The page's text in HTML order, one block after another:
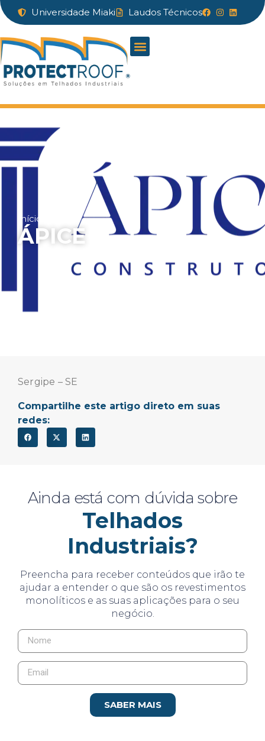
Universidade Miaki Laudos Técnicos
Início
ÁPICE
Sergipe – SE
Compartilhe este artigo direto em suas
redes:
Ainda está com dúvida sobre
Telhados
Industriais?
Preencha para receber conteúdos que irão te
ajudar a entender o que são os revestimentos
monolíticos e as suas aplicações para o seu
negócio.
SABER MAIS